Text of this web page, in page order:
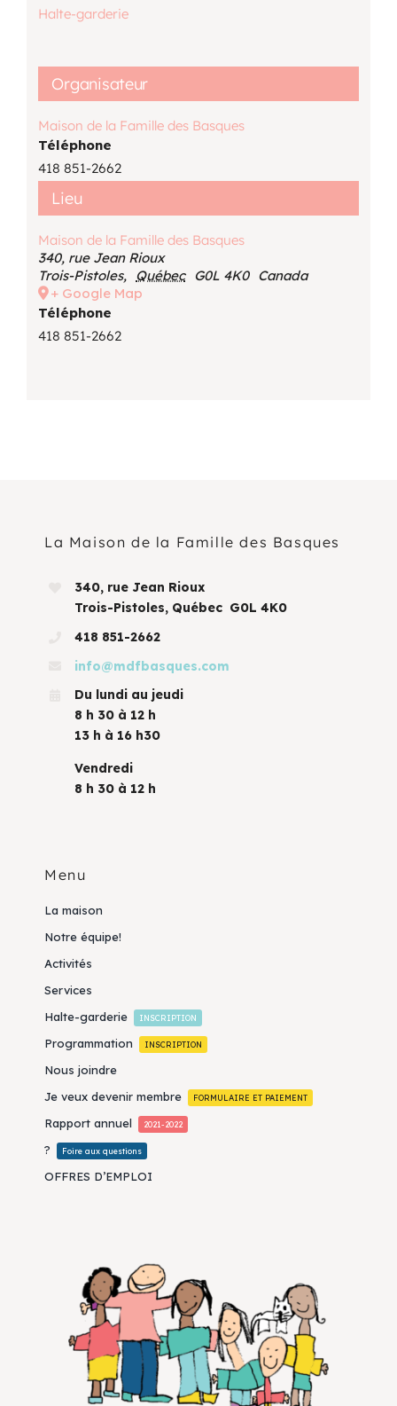
Halte-garderie
Lieu
Maison de la Famille des Basques
340, rue Jean Rioux
Trois-Pistoles, Québec G0L 4K0 Canada
+ Google Map
Téléphone
418 851-2662
Organisateur
Maison de la Famille des Basques
Téléphone
418 851-2662
La Maison de la Famille des Basques
340, rue Jean Rioux
Trois-Pistoles, Québec G0L 4K0
418 851-2662
info@mdfbasques.com
Du lundi au jeudi
8 h 30 à 12 h
13 h à 16 h30
Vendredi
8 h 30 à 12 h
Menu
La maison
Notre équipe!
Activités
Services
Halte-garderie
INSCRIPTION
Programmation INSCRIPTION
Nous joindre
Je veux devenir membre
FORMULAIRE ET PAIEMENT
Rapport annuel 2021-2022
? Foire aux questions
OFFRES D’EMPLOI